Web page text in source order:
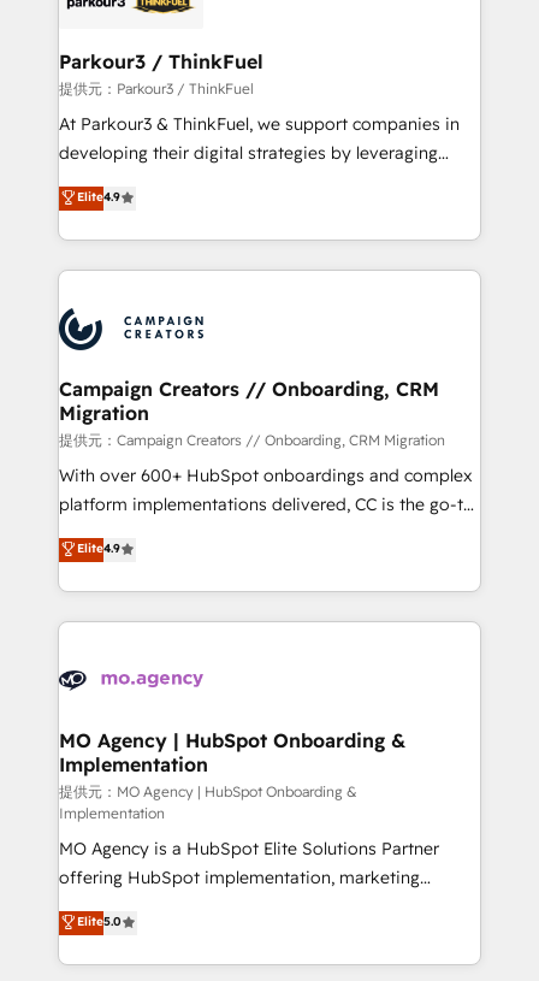
companies scale faster and smarter. 🔹 BOOMS:
Demand generation for all your buyers With BOOMS,
you invest in 100% of your buyers, accelerating your
growth and positioning yourself as an undisputed
transformation process A methodology designed to
implement HubSpot effectively and optimize your
record of business transformation, our growth-first
approach has helped brands dominate their
Parkour3 / ThinkFuel
提供元：Parkour3 / ThinkFuel
At Parkour3 & ThinkFuel, we support companies in
developing their digital strategies by leveraging
technologies and automating their marketing and
sales processes to generate growth. Our offer spans
from Strategy to Operations. We specialize in CRM
onboarding and implementation, web design, sales
extensive experience working with tech companies
and manufacturers since 2002, we are committed to
empowering our clients and developing their
autonomy. Get to grips with HubSpot through
guided implementation and seamless integration of
the CRM platform into your digital ecosystem. Would
you like support in deploying your inbound
to your needs and sales objectives. With 125+
certifications, we are part of the most certified
services are offered in both English & French.
Elite4.9
Campaign Creators // Onboarding, CRM
Migration
提供元：Campaign Creators // Onboarding, CRM Migration
With over 600+ HubSpot onboardings and complex
platform implementations delivered, CC is the go-to
Elite Solutions Partner for businesses ready to
migrate, replatform, and scale smarter. We specialize
in high-impact CRM and CMS migrations and
onboarding from platforms like Salesforce, NetSuite,
WordPress and legacy CRMs, turning fragmented
architectures that accelerate revenue operations and
performance. - Multi-object CRM migration, cleanup,
and implementation. - Pre-built and custom
integrations across your full tech stack. - Custom
object setup, CMS builds, and full-funnel automation.
- Dashboards, lifecycle campaigns, and lead
nurturing sequences. - Cross-hub setup across
Marketing, Sales, Operations, and Service Hubs. -
Ongoing optimization, managed support, and
Elite4.9
MO Agency | HubSpot Onboarding &
Implementation
提供元：MO Agency | HubSpot Onboarding &
Implementation
MO Agency is a HubSpot Elite Solutions Partner
offering HubSpot implementation, marketing
automation, CRM and RevOps consulting, B2B SEO,
paid media, content marketing, AEO and GEO (AI
search optimisation), and HubSpot Content Hub and
Elite5.0